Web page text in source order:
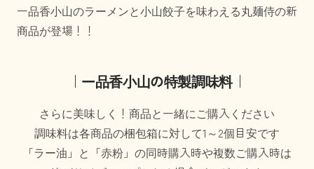
一品香小山のラーメンと小山餃子を味わえる丸麺侍の新
商品が登場！！
｜一品香小山の特製調味料｜
さらに美味しく！商品と一緒にご購入ください
調味料は各商品の梱包箱に対して1～2個目安です
「ラー油」と「赤粉」の同時購入時や複数ご購入時は